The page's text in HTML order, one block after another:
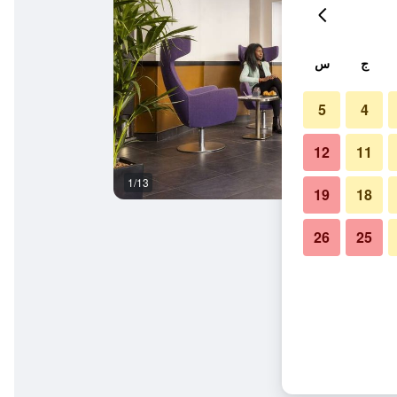
1/13
ج س
4
5
11
12
18
19
25
26